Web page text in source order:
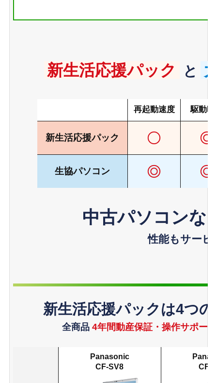
新生活応援パック と
再起動速度 駆動時
新生活応援パック
生協パソコン
中古パソコンな
性能もサービ
新生活応援パックは4つ
全商品 4年間動産保証・操作サポー
Panasonic
CF-SV8
CF-